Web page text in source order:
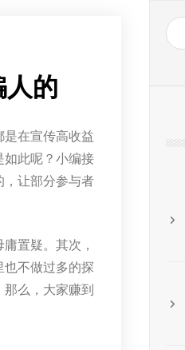
人的
在宣传高收益
此呢？小编接
让部分参与者
置疑。其次，
不做过多的探
么，大家赚到